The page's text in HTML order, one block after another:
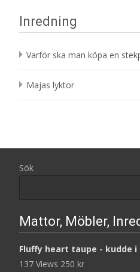
790 kr.
Inredning
Varför ska man köpa en
Majas lyktor
Sök
Mattor, Möbler,
Fluffy heart taupe - kudde
137 Views 250 kr